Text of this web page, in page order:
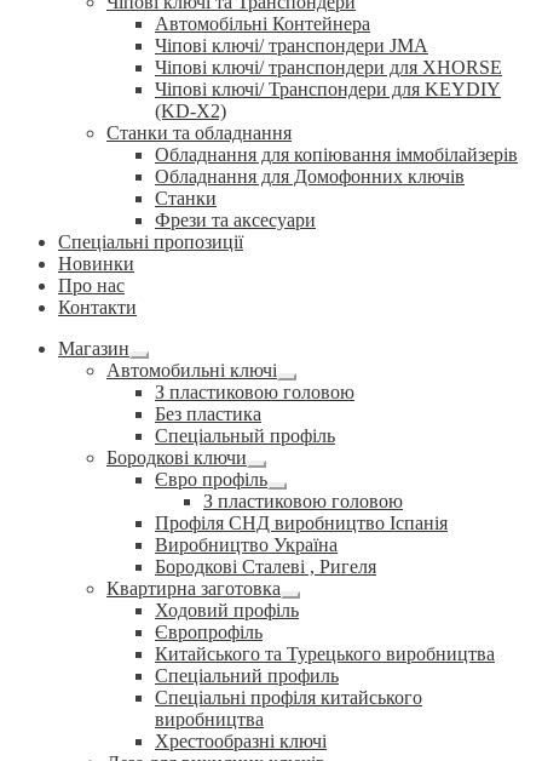
Автомобільні Контейнера
Чіпові ключі/ транспондери JMA
Чіпові ключі/ транспондери для XHORSE
Чіпові ключі/ Транспондери для KEYDIY
(KD-X2)
Станки та обладнання
Обладнання для копіювання іммобілайзерів
Обладнання для Домофонних ключів
Станки
Фрези та аксесуари
Спеціальні пропозиції
Новинки
Про нас
Контакти
Магазин
Розгорнуте
вкладене
меню
Автомобильні ключі
Розгорнуте
вкладене
З пластиковою головою
Без пластика
Спеціальный профіль
Бородкові ключи
Розгорнуте
вкладене
меню
Євро профіль
Розгорнуте
вкладене
меню
З пластиковою головою
Профіля СНД виробництво Іспанія
Виробництво Україна
Бородкові Сталеві , Ригеля
Квартирна заготовка
Розгорнуте
вкладене
Ходовий профіль
Європрофіль
Китайського та Турецького виробництва
Спеціальний профиль
Спеціальні профіля китайського
виробництва
Хрестообразні ключі